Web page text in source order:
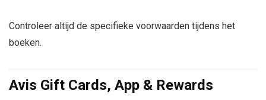
Controleer altijd de specifieke voorwaarden tijdens het
boeken.
Avis Gift Cards, App & Rewards